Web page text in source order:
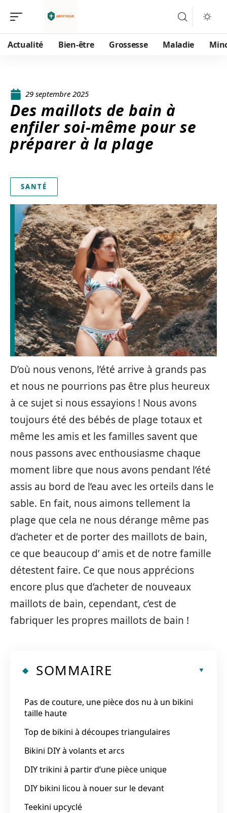
Actualité Bien-être Grossesse Maladie
29 septembre 2025
Des maillots de bain à
enfiler soi-même pour se
préparer à la plage
SANTÉ
D’où nous venons, l’été arrive à grands pas
et nous ne pourrions pas être plus heureux
à ce sujet si nous essayions ! Nous avons
toujours été des bébés de plage totaux et
même les amis et les familles savent que
nous passons avec enthousiasme chaque
moment libre que nous avons pendant l’été
assis au bord de l’eau avec les orteils dans le
sable. En fait, nous aimons tellement la
plage que cela ne nous dérange même pas
d’acheter et de porter des maillots de bain,
ce que beaucoup d’ amis et de notre famille
détestent faire. Ce que nous apprécions
encore plus que d’acheter de nouveaux
maillots de bain, cependant, c’est de
fabriquer les propres maillots de bain !
SOMMAIRE
Pas de couture, une pièce dos nu à un bikini
taille haute
Top de bikini à découpes triangulaires
Bikini DIY à volants et arcs
DIY trikini à partir d’une pièce unique
DIY bikini licou à nouer sur le devant
Teekini upcyclé